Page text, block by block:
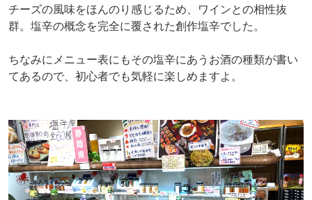
チーズの風味をほんのり感じるため、ワインとの相性抜
群。塩辛の概念を完全に覆された創作塩辛でした。
ちなみにメニュー表にもその塩辛にあうお酒の種類が書い
てあるので、初心者でも気軽に楽しめますよ。